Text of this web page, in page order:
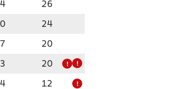
26
24
20
20 ! !
12 !